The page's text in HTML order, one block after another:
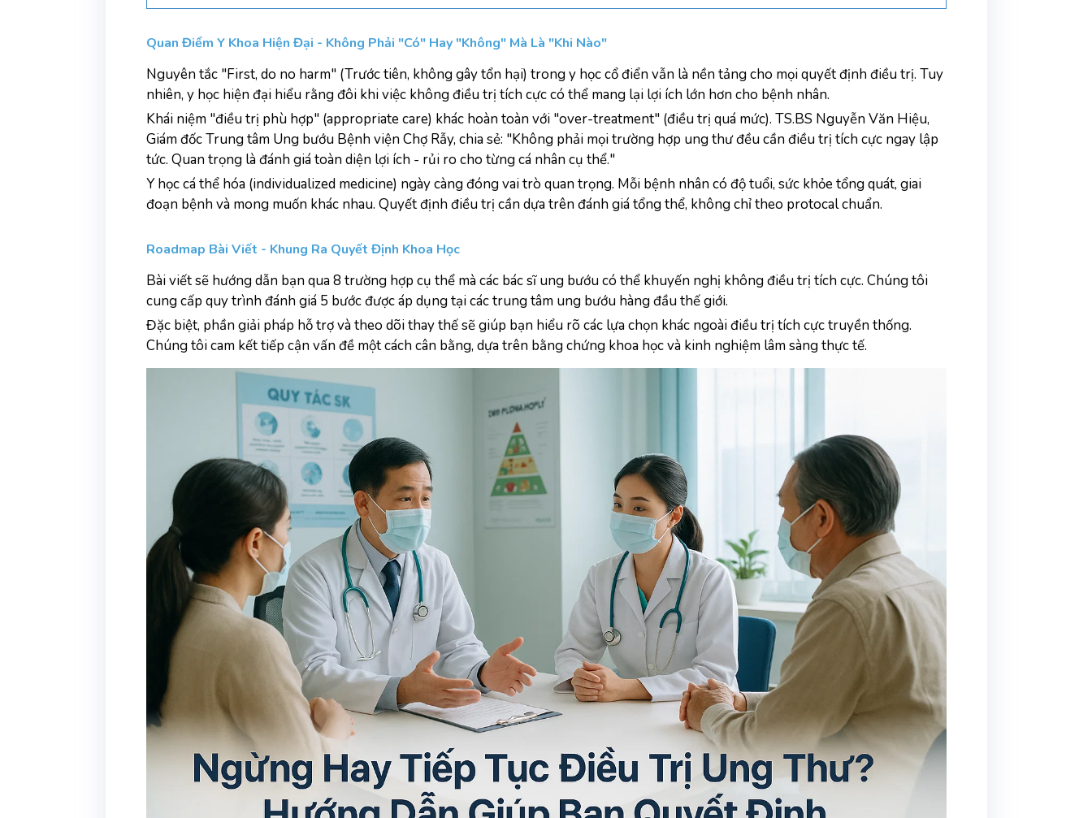
Quan Điểm Y Khoa Hiện Đại - Không Phải "Có" Hay "Không" Mà Là "Khi Nào"
Nguyên tắc "First, do no harm" (Trước tiên, không gây tổn hại) trong y học cổ điển vẫn là nền tảng cho mọi quyết định điều trị. Tuy
nhiên, y học hiện đại hiểu rằng đôi khi việc không điều trị tích cực có thể mang lại lợi ích lớn hơn cho bệnh nhân.
Khái niệm "điều trị phù hợp" (appropriate care) khác hoàn toàn với "over-treatment" (điều trị quá mức). TS.BS Nguyễn Văn Hiệu,
Giám đốc Trung tâm Ung bướu Bệnh viện Chợ Rẫy, chia sẻ: "Không phải mọi trường hợp ung thư đều cần điều trị tích cực ngay lập
tức. Quan trọng là đánh giá toàn diện lợi ích - rủi ro cho từng cá nhân cụ thể."
Y học cá thể hóa (individualized medicine) ngày càng đóng vai trò quan trọng. Mỗi bệnh nhân có độ tuổi, sức khỏe tổng quát, giai
đoạn bệnh và mong muốn khác nhau. Quyết định điều trị cần dựa trên đánh giá tổng thể, không chỉ theo protocal chuẩn.
Roadmap Bài Viết - Khung Ra Quyết Định Khoa Học
Bài viết sẽ hướng dẫn bạn qua 8 trường hợp cụ thể mà các bác sĩ ung bướu có thể khuyến nghị không điều trị tích cực. Chúng tôi
cung cấp quy trình đánh giá 5 bước được áp dụng tại các trung tâm ung bướu hàng đầu thế giới.
Đặc biệt, phần giải pháp hỗ trợ và theo dõi thay thế sẽ giúp bạn hiểu rõ các lựa chọn khác ngoài điều trị tích cực truyền thống.
Chúng tôi cam kết tiếp cận vấn đề một cách cân bằng, dựa trên bằng chứng khoa học và kinh nghiệm lâm sàng thực tế.